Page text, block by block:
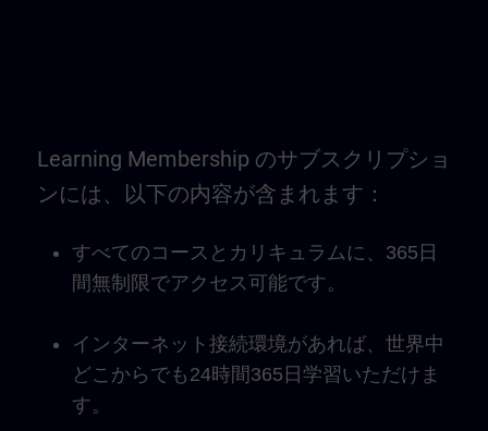
Learning Membership のサブスクリプショ
ンには、以下の内容が含まれます：
すべてのコースとカリキュラムに、365日
間無制限でアクセス可能です。
インターネット接続環境があれば、世界中
どこからでも24時間365日学習いただけま
す。